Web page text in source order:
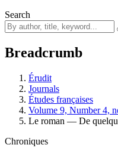
Search
Breadcrumb
Érudit
Journals
Études françaises
Volume 9, Number 4,
Le roman — De
Chroniques